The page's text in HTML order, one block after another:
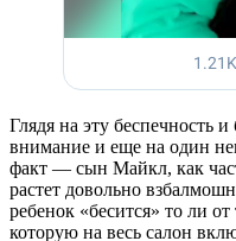
Глядя на эту беспечность
внимание и еще на один
факт — сын Майкл, как
растет довольно
ребенок «бесится» то ли
которую на весь салон